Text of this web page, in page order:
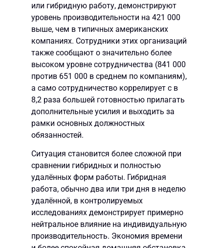
или гибридную работу, демонстрируют
уровень производительности на 421 000
выше, чем в типичных американских
компаниях. Сотрудники этих организаций
также сообщают о значительно более
высоком уровне сотрудничества (841 000
против 651 000 в среднем по компаниям),
а само сотрудничество коррелирует с в
8,2 раза большей готовностью прилагать
дополнительные усилия и выходить за
рамки основных должностных
обязанностей.
Ситуация становится более сложной при
сравнении гибридных и полностью
удалённых форм работы. Гибридная
работа, обычно два или три дня в неделю
удалённой, в контролируемых
исследованиях демонстрирует примерно
нейтральное влияние на индивидуальную
производительность. Экономия времени